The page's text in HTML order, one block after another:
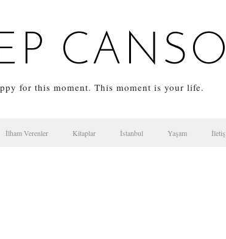
for this moment. This moment is your life.
İlham Verenler Kitaplar İstanbul Yaşam